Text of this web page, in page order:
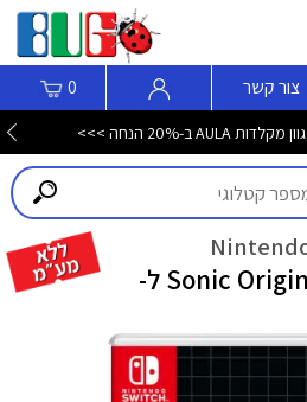
צור קשר 0
Sonic Origins Plus Code in box ל-